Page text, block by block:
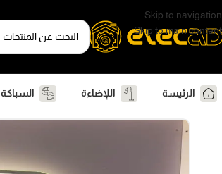
Skip to navigation
Skip to main content
الرئيسة اللإضاءة السباكة
الرئيسية
المرايات مرايه ليد مستطيل